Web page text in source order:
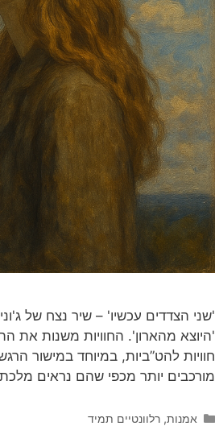
'שני הצדדים עכשיו' – שיר נצח של
'היוצא מהארון'. החוויות משנות את
חוויות להט”ביות, במיוחד במישור
מורכבים יותר מכפי שהם נראים
קטגוריות
אמנות, רלוונטיים תמיד